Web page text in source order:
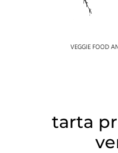
VEGGIE FOOD
tarta